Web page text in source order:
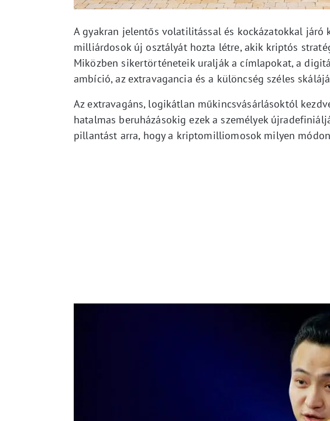
A gyakran jelentős volatilitással és kockázatokkal
milliárdosok új osztályát hozta létre, akik kriptós
Miközben sikertörténeteik uralják a címlapokat, a
ambíció, az extravagancia és a különcség széles
Az extravagáns, logikátlan műkincsvásárlásoktól
hatalmas beruházásokig ezek a személyek
pillantást arra, hogy a kriptomilliomosok milyen